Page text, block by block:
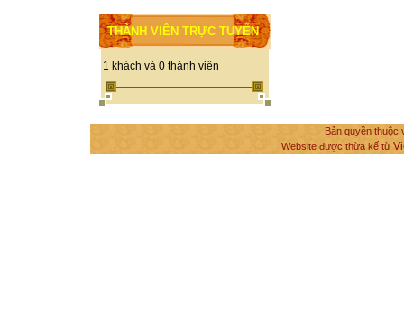
THÀNH VIÊN TRỰC TUYẾN
1 khách và 0 thành viên
Bản quyền thuộc
Website được thừa kế từ